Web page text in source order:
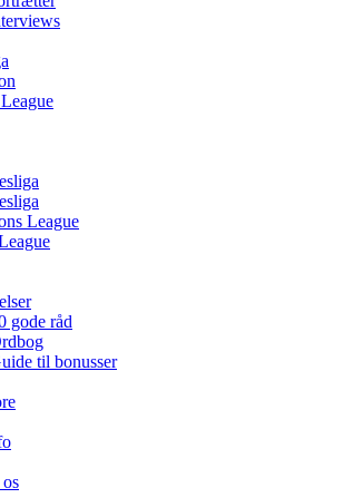
League
gode råd
til bonusser